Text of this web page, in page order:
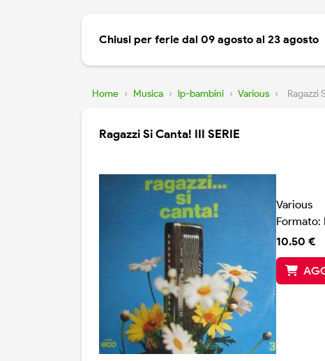
Chiusi per ferie dal 09 agosto al 23 agosto
Home › Musica › lp-bambini › Various › Ragazzi
Ragazzi Si Canta! III SERIE
Various
Formato:
10.50 €